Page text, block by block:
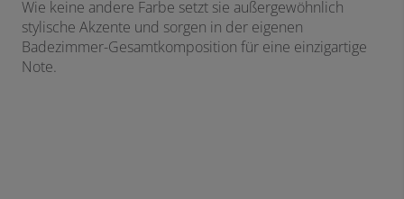
Wie keine andere Farbe setzt sie außergewöhnlich
stylische Akzente und sorgen in der eigenen
Badezimmer-Gesamtkomposition für eine einzigartige
Note.